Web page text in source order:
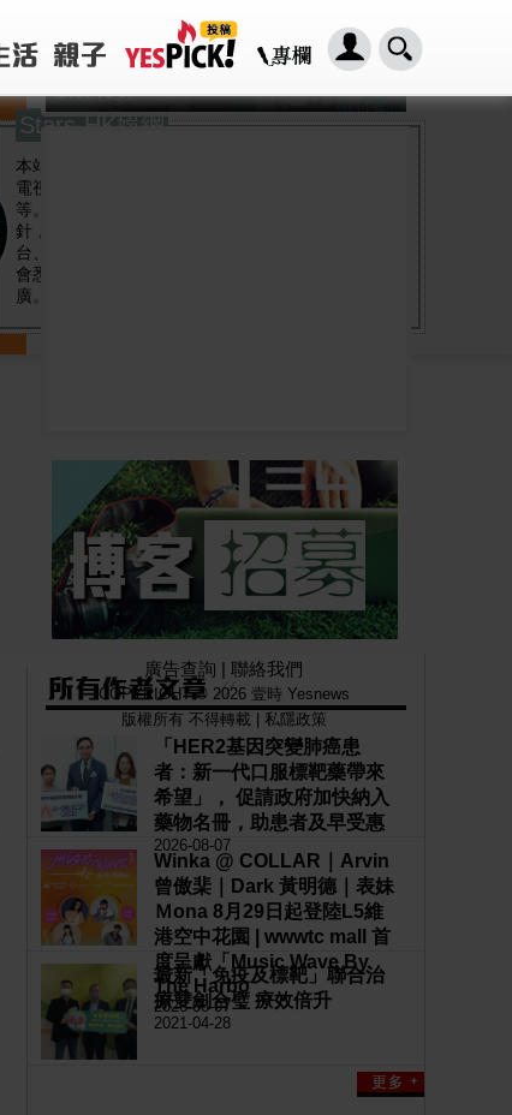
Stars-HK娛網
本站集中報道娛樂新聞，包括在音樂圈、電影圈、
電視圈、劇團裡面，歌手和演員的活動和最新動向
等。我們採取「只談專業，不談緋聞」的編審方
針，希望帶給讀者清新的體驗。無論是中、港、
台、日、韓等地的大明星以至新人的消息，娛網都
會悉數報道。我們也會重點發掘未來新星，致力推
廣。
「HER2基因突變肺癌患
者：新一代口服標靶藥帶來
希望」， 促請政府加快納入
藥物名冊，助患者及早受惠
2026-08-07
Winka @ COLLAR｜Arvin
曾傲棐｜Dark 黃明德｜表妹
Ｍona 8月29日起登陸L5維
港空中花園 | wwwtc mall 首
度呈獻「Music Wave By
The Harbo
2026-08-07
最新「免疫及標靶」聯合治
療雙劍合璧 療效倍升
2021-04-28
「HER2基因突變肺癌患者：新一代口服標靶藥帶來希望」， 促請政府加快納入藥物名冊，助患者及早受惠
2026-08-07
廣告查詢 | 聯絡我們
COPYRIGHT © 2026 壹時 Yesnews
版權所有 不得轉載 | 私隱政策